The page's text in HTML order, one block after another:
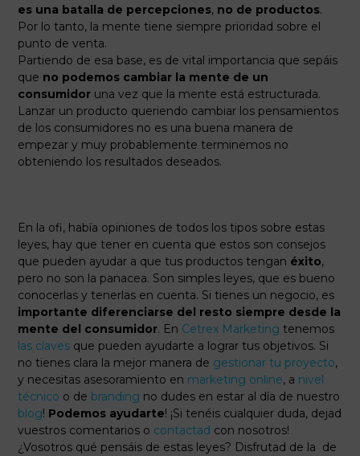
es una batalla de percepciones, no de productos.
Por lo tanto, la mente tiene siempre prioridad sobre el
punto de venta.
Partiendo de esa base, es de vital importancia que sepáis
que no podemos cambiar la mente de un
consumidor una vez que la mente está estructurada.
Lanzar un producto queriendo cambiar los pensamientos
de los consumidores no es una buena manera de
empezar y muy probablemente terminemos no
obteniendo los resultados deseados.
En la ofi, había opiniones de todos los tipos sobre estas
leyes, hay que tener en cuenta que estos son consejos
que pueden ayudar a que tus productos tengan éxito,
pero no son la panacea. Son simples leyes, que es bueno
conocerlas y tenerlas en cuenta. Si tienes un negocio, es
importante diferenciarse del resto siempre desde la
mente del consumidor. En Cetrex Marketing tenemos
las claves que pueden ayudarte a lograr tus objetivos. Si
no tienes clara la mejor manera de gestionar tu proyecto,
y necesitas asesoramiento en marketing online, a nivel
técnico o de branding no dudes en estar al día de nuestro
blog! Podemos ayudarte! ¡Si tenéis cualquier duda, dejad
vuestros comentarios o contactad con nosotros!
¿Vosotros qué pensáis de estas leyes? Disfrutad de la de